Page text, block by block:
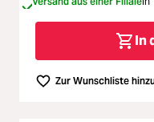
Loading...
Second
Loading...
SALE
In
Zur Wunschliste